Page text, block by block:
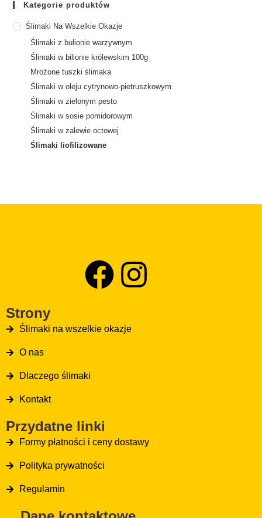
Kategorie produktów
Ślimaki Na Wszelkie Okazje
Ślimaki z bulionie warzywnym
Ślimaki w bilionie królewskim 100g
Mrożone tuszki ślimaka
Ślimaki w oleju cytrynowo-pietruszkowym
Ślimaki w zielonym pesto
Ślimaki w sosie pomidorowym
Ślimaki w zalewie octowej
Ślimaki liofilizowane
Strony
Ślimaki na wszelkie okazje
O nas
Dlaczego ślimaki
Kontakt
Przydatne linki
Formy płatności i ceny dostawy
Polityka prywatności
Regulamin